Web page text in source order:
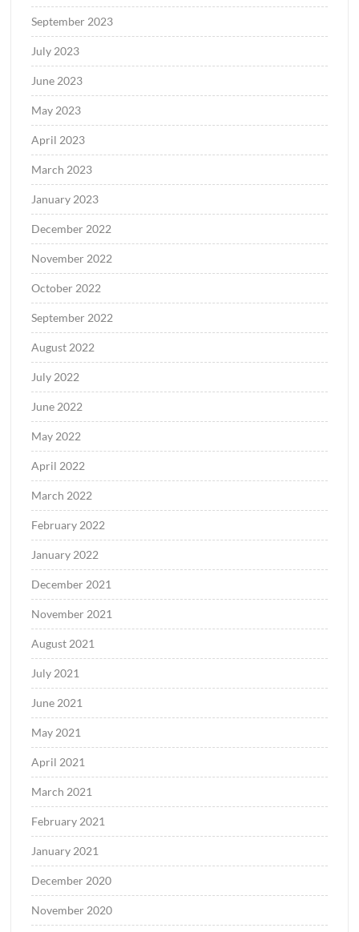
September 2023
July 2023
June 2023
May 2023
April 2023
March 2023
January 2023
December 2022
November 2022
October 2022
September 2022
August 2022
July 2022
June 2022
May 2022
April 2022
March 2022
February 2022
January 2022
December 2021
November 2021
August 2021
July 2021
June 2021
May 2021
April 2021
March 2021
February 2021
January 2021
December 2020
November 2020